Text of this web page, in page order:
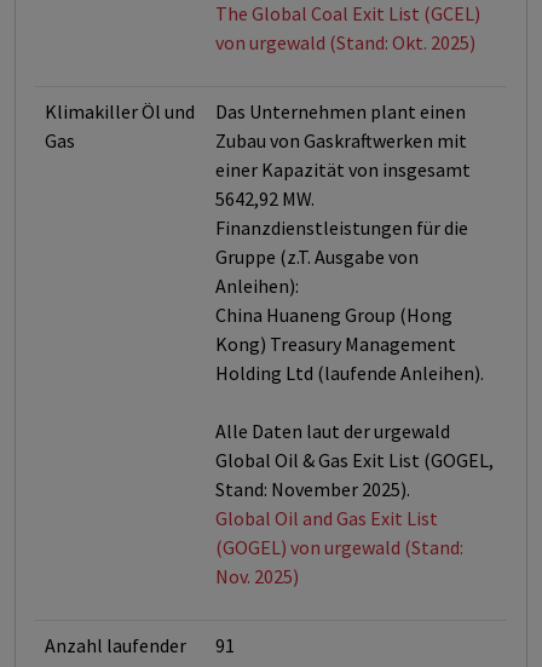
The Global Coal Exit List (GCEL)
von urgewald (Stand: Okt. 2025)
Klimakiller Öl und
Gas
Das Unternehmen plant einen
Zubau von Gaskraftwerken mit
einer Kapazität von insgesamt
5642,92 MW.
Finanzdienstleistungen für die
Gruppe (z.T. Ausgabe von
Anleihen):
China Huaneng Group (Hong
Kong) Treasury Management
Holding Ltd (laufende Anleihen).
Alle Daten laut der urgewald
Global Oil & Gas Exit List (GOGEL,
Stand: November 2025).
Global Oil and Gas Exit List
(GOGEL) von urgewald (Stand:
Nov. 2025)
Anzahl laufender
91